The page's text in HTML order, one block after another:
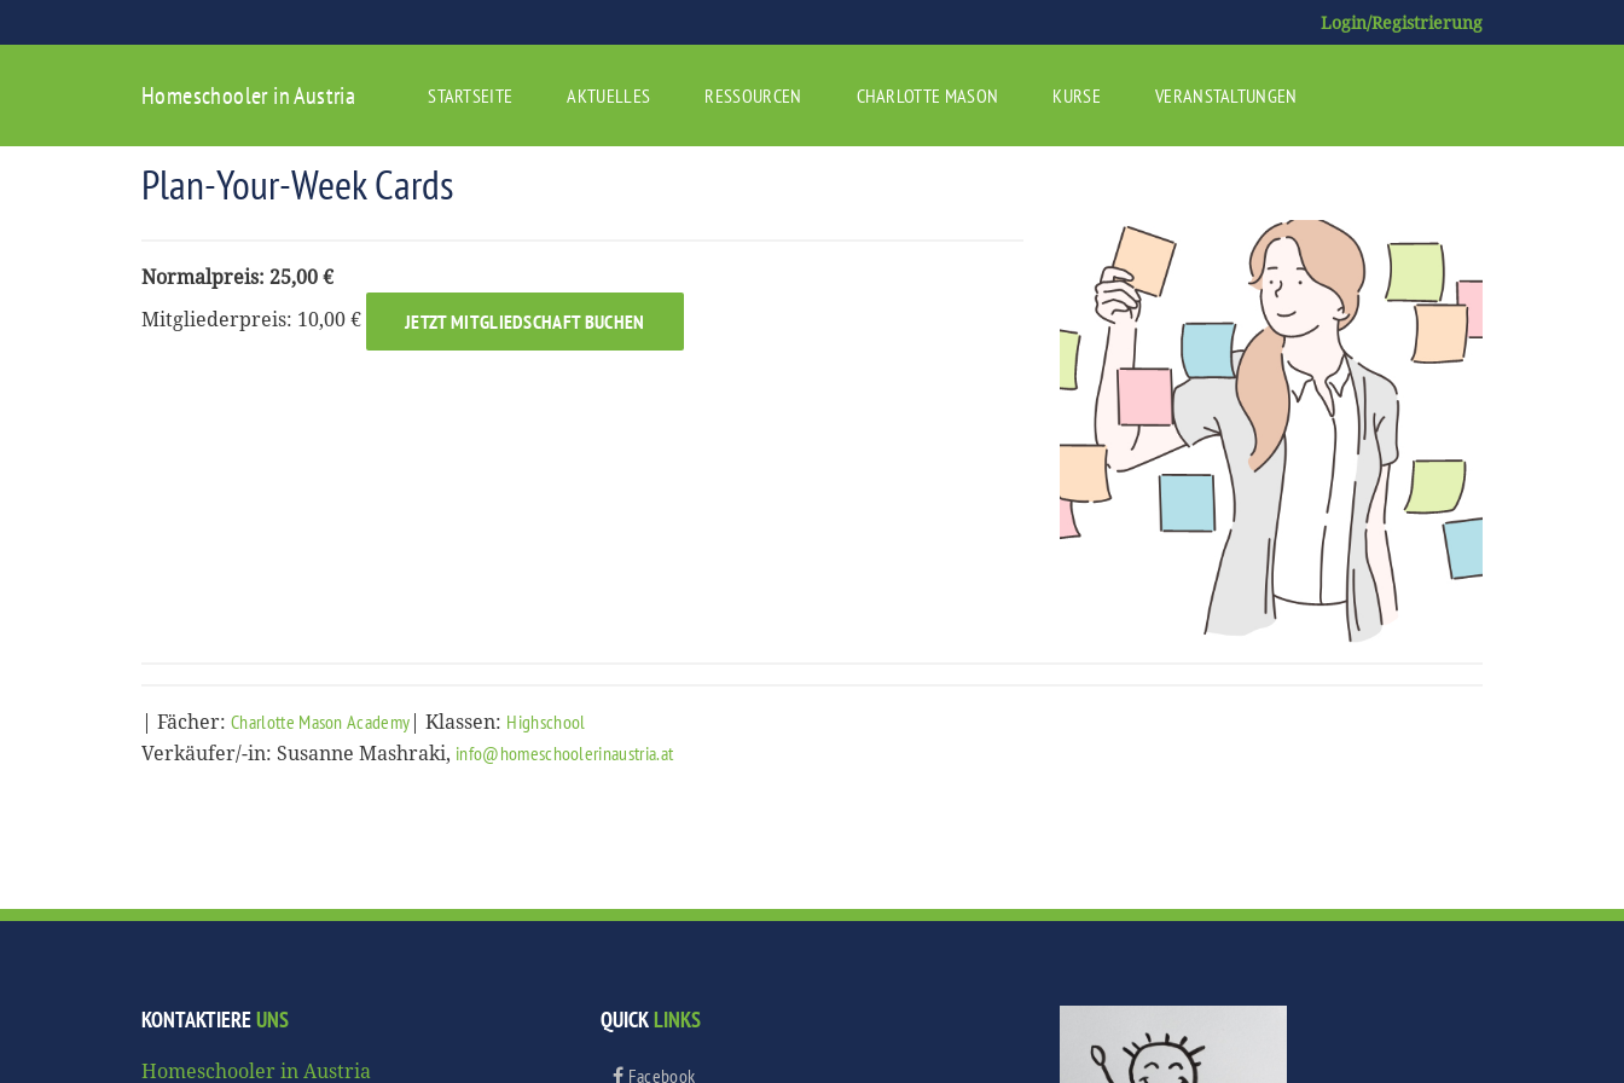
Login/Registrierung
Homeschooler in Austria STARTSEITE AKTUELLES RESSOURCEN CHARLOTTE MASON KURSE VERANSTALTUNGEN
Plan-Your-Week Cards
Normalpreis: 25,00 €
Mitgliederpreis: 10,00 €
JETZT MITGLIEDSCHAFT BUCHEN
| Fächer: Charlotte Mason Academy | Klassen: Highschool
Verkäufer/-in: Susanne Mashraki, info@homeschoolerinaustria.at
KONTAKTIEREUNS
Homeschooler in Austria
QUICKLINKS
Facebook